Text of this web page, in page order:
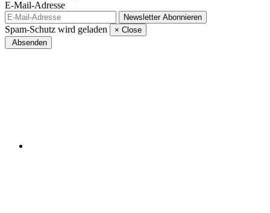
E-Mail-Adresse
Newsletter Abonnieren
Spam-Schutz wird geladen × Close
Absenden